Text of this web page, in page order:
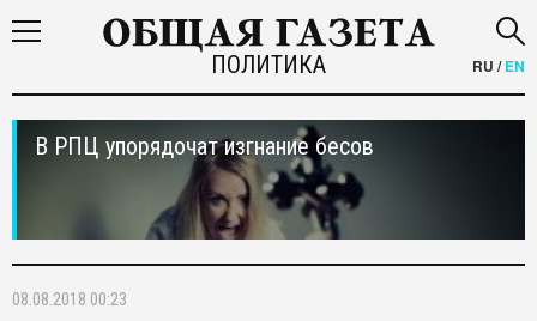
ПОЛИТИКА RU /EN
В РПЦ упорядочат изгнание бесов
08.08.2018 00:23